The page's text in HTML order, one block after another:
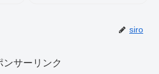
siro
ンサーリンク